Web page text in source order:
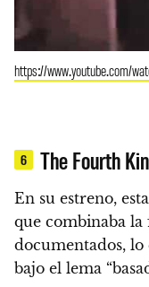
https://www.youtube.com/
6 The Fourth
En su estreno,
que combinaba la
documentados, lo
bajo el lema